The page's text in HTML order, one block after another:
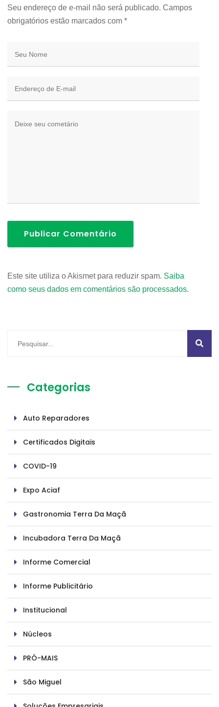
Seu endereço de e-mail não será publicado. Campos
obrigatórios estão marcados com *
Publicar Comentário
Este site utiliza o Akismet para reduzir spam. Saiba
como seus dados em comentários são processados.
Categorias
Auto Reparadores
Certificados Digitais
COVID-19
Expo Aciaf
Gastronomia Terra Da Maçã
Incubadora Terra Da Maçã
Informe Comercial
Informe Publicitário
Institucional
Núcleos
PRÓ-MAIS
São Miguel